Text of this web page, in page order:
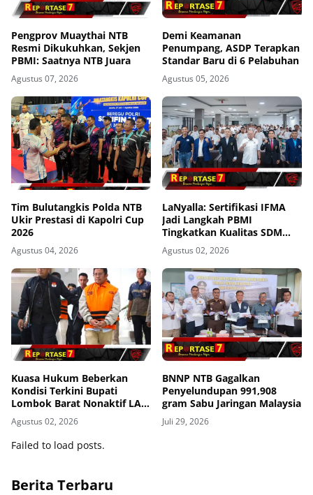
Pengprov Muaythai NTB
Resmi Dikukuhkan, Sekjen
PBMI: Saatnya NTB Juara
Agustus 07, 2026
Demi Keamanan
Penumpang, ASDP Terapkan
Standar Baru di 6 Pelabuhan
Agustus 05, 2026
Tim Bulutangkis Polda NTB
Ukir Prestasi di Kapolri Cup
2026
Agustus 04, 2026
LaNyalla: Sertifikasi IFMA
Jadi Langkah PBMI
Tingkatkan Kualitas SDM
Muaythai
Agustus 02, 2026
Kuasa Hukum Beberkan
Kondisi Terkini Bupati
Lombok Barat Nonaktif LAZ
di Rutan KPK, Pasrah dan
Kooperatif
Agustus 02, 2026
BNNP NTB Gagalkan
Penyelundupan 991,908
gram Sabu Jaringan Malaysia
Juli 29, 2026
Failed to load posts.
Berita Terbaru